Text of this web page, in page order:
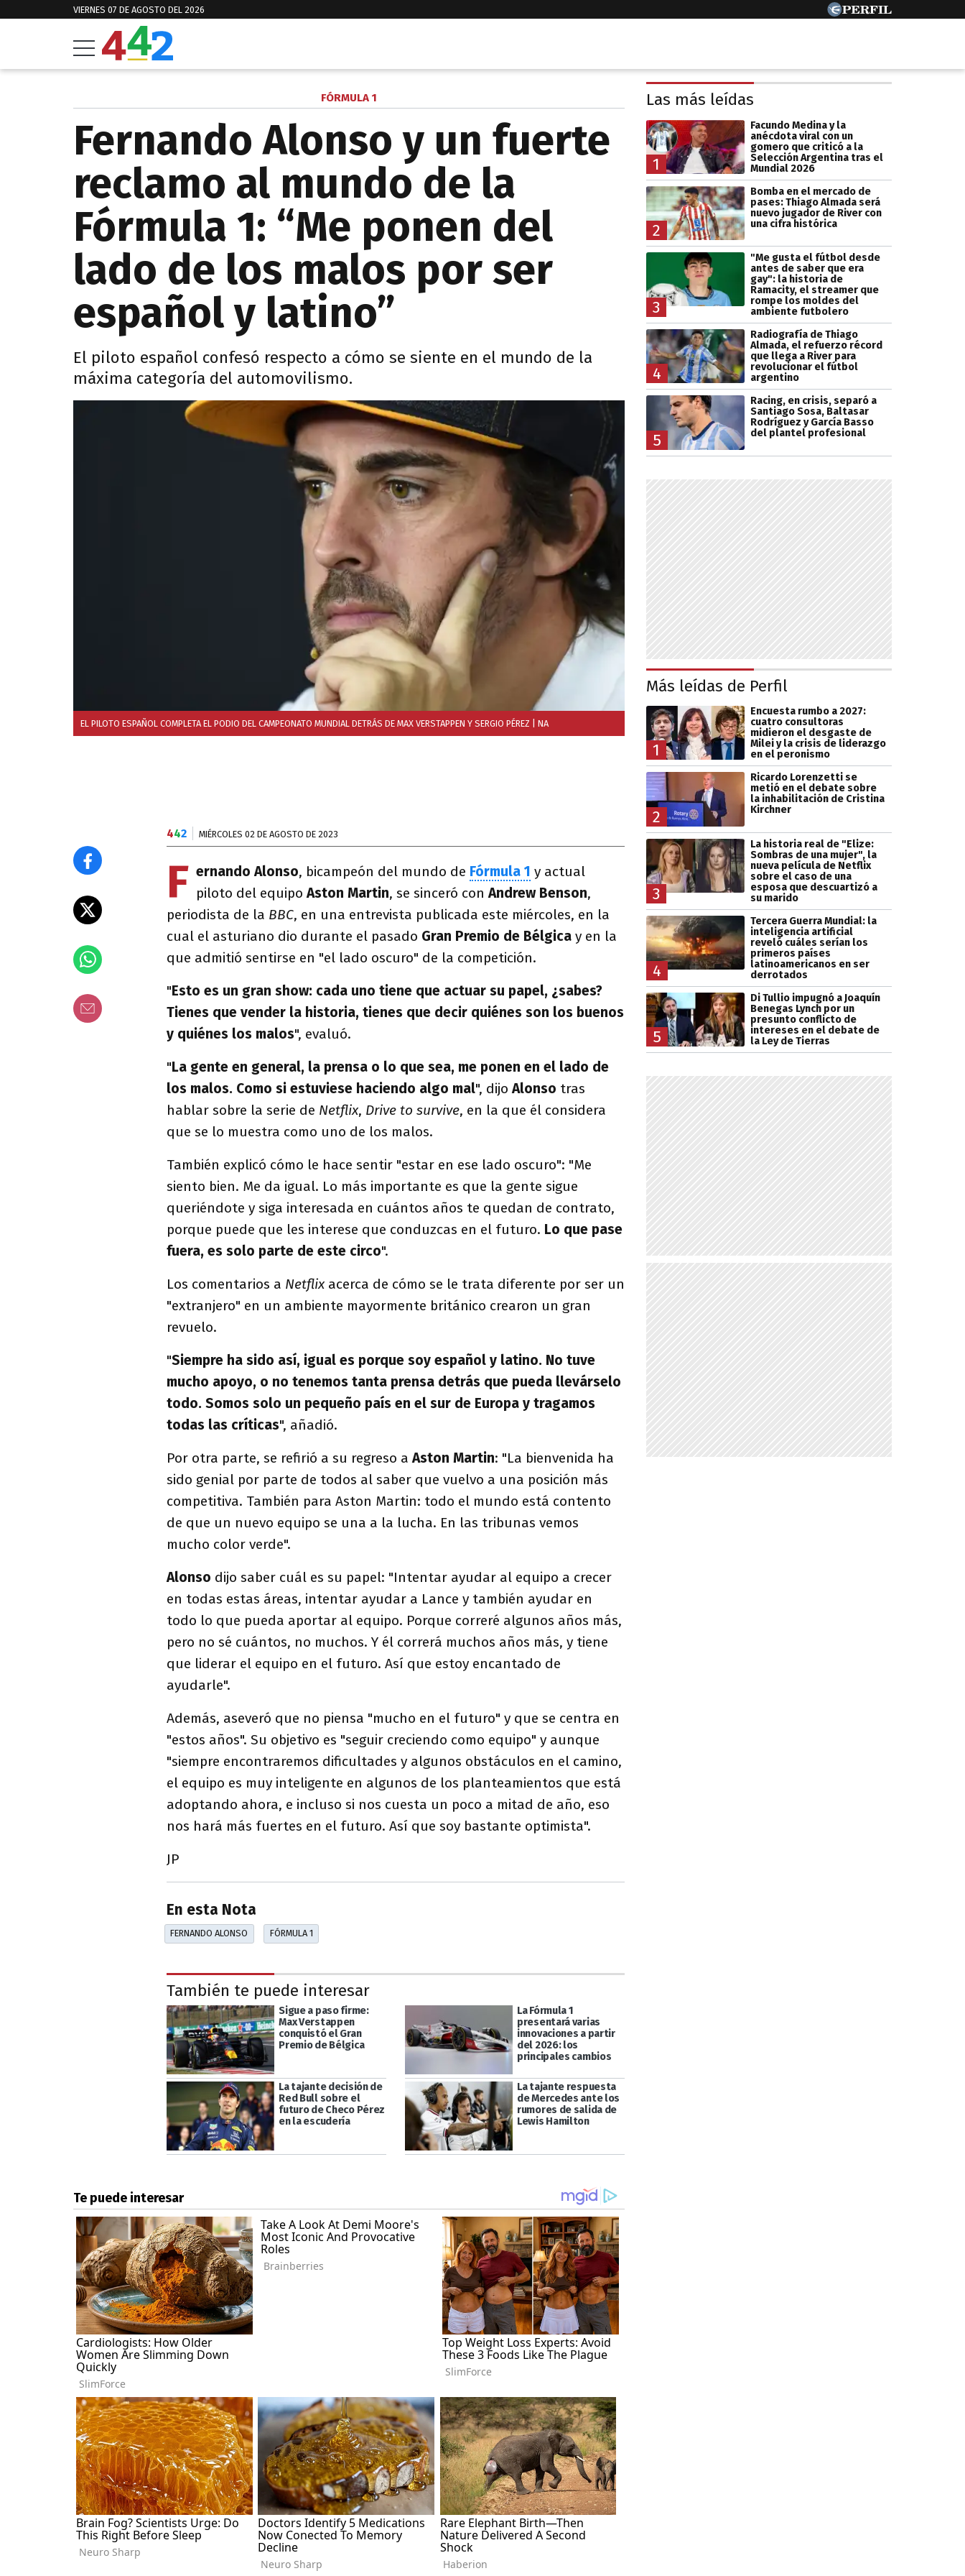
VIERNES 07 DE AGOSTO DEL 2026
FÓRMULA 1
Fernando Alonso y un fuerte
reclamo al mundo de la
Fórmula 1: “Me ponen del
lado de los malos por ser
español y latino”
El piloto español confesó respecto a cómo se siente en el mundo de la
máxima categoría del automovilismo.
EL PILOTO ESPAÑOL COMPLETA EL PODIO DEL CAMPEONATO MUNDIAL DETRÁS DE MAX VERSTAPPEN Y SERGIO PÉREZ | NA
442 MIÉRCOLES 02 DE AGOSTO DE 2023
F ernando Alonso, bicampeón del mundo de Fórmula 1 y actual
piloto del equipoAston Martin, se sinceró conAndrew Benson,
periodista de la BBC, en una entrevista publicada este miércoles, en la
cual el asturiano dio durante el pasado Gran Premio de Bélgica y en la
que admitió sentirse en "el lado oscuro" de la competición.
"Esto es un gran show: cada uno tiene que actuar su papel, ¿sabes?
Tienes que vender la historia, tienes que decir quiénes son los buenos
y quiénes los malos", evaluó.
"La gente en general, la prensa o lo que sea, me ponen en el lado de
los malos. Como si estuviese haciendo algo mal", dijoAlonso tras
hablar sobre la serie de Netflix, Drive to survive, en la que él considera
que se lo muestra como uno de los malos.
También explicó cómo le hace sentir "estar en ese lado oscuro": "Me
siento bien. Me da igual. Lo más importante es que la gente sigue
queriéndote y siga interesada en cuántos años te quedan de contrato,
porque puede que les interese que conduzcas en el futuro. Lo que pase
fuera, es solo parte de este circo".
Los comentarios a Netflixacerca de cómo se le trata diferente por ser un
"extranjero" en un ambiente mayormente británico crearon un gran
revuelo.
"Siempre ha sido así, igual es porque soy español y latino. No tuve
mucho apoyo, o no tenemos tanta prensa detrás que pueda llevárselo
todo. Somos solo un pequeño país en el sur de Europa y tragamos
todas las críticas", añadió.
Por otra parte, se refirió a su regreso aAston Martin: "La bienvenida ha
sido genial por parte de todos al saber que vuelvo a una posición más
competitiva. También para Aston Martin: todo el mundo está contento
de que un nuevo equipo se una a la lucha. En las tribunas vemos
mucho color verde".
Alonso dijo saber cuál es su papel: "Intentar ayudar al equipo a crecer
en todas estas áreas, intentar ayudar a Lance y también ayudar en
todo lo que pueda aportar al equipo. Porque correré algunos años más,
pero no sé cuántos, no muchos. Y él correrá muchos años más, y tiene
que liderar el equipo en el futuro. Así que estoy encantado de
ayudarle".
Además, aseveró que no piensa "mucho en el futuro" y que se centra en
"estos años". Su objetivo es "seguir creciendo como equipo" y aunque
"siempre encontraremos dificultades y algunos obstáculos en el camino,
el equipo es muy inteligente en algunos de los planteamientos que está
adoptando ahora, e incluso si nos cuesta un poco a mitad de año, eso
nos hará más fuertes en el futuro. Así que soy bastante optimista".
JP
En esta Nota
FERNANDO ALONSO FÓRMULA 1
También te puede interesar
Sigue a paso firme:
Max Verstappen
conquistó el Gran
Premio de Bélgica
La Fórmula 1
presentará varias
innovaciones a partir
del 2026: los
principales cambios
La tajante decisión de
Red Bull sobre el
futuro de Checo Pérez
en la escudería
La tajante respuesta
de Mercedes ante los
rumores de salida de
Lewis Hamilton
Las más leídas
1
Facundo Medina y la
anécdota viral con un
gomero que criticó a la
Selección Argentina tras el
Mundial 2026
2
Bomba en el mercado de
pases: Thiago Almada será
nuevo jugador de River con
una cifra histórica
3
"Me gusta el fútbol desde
antes de saber que era
gay": la historia de
Ramacity, el streamer que
rompe los moldes del
ambiente futbolero
4
Radiografía de Thiago
Almada, el refuerzo récord
que llega a River para
revolucionar el fútbol
argentino
5
Racing, en crisis, separó a
Santiago Sosa, Baltasar
Rodríguez y García Basso
del plantel profesional
Más leídas de Perfil
1
Encuesta rumbo a 2027:
cuatro consultoras
midieron el desgaste de
Milei y la crisis de liderazgo
en el peronismo
2
Ricardo Lorenzetti se
metió en el debate sobre
la inhabilitación de Cristina
Kirchner
3
La historia real de "Elize:
Sombras de una mujer", la
nueva película de Netflix
sobre el caso de una
esposa que descuartizó a
su marido
4
Tercera Guerra Mundial: la
inteligencia artificial
reveló cuáles serían los
primeros países
latinoamericanos en ser
derrotados
5
Di Tullio impugnó a Joaquín
Benegas Lynch por un
presunto conflicto de
intereses en el debate de
la Ley de Tierras